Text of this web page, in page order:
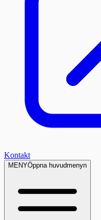
Kontakt
MENYÖppna huvudmenyn